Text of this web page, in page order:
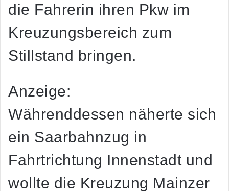
die Fahrerin ihren Pkw im
Kreuzungsbereich zum
Stillstand bringen.
Anzeige:
Währenddessen näherte sich
ein Saarbahnzug in
Fahrtrichtung Innenstadt und
wollte die Kreuzung Mainzer